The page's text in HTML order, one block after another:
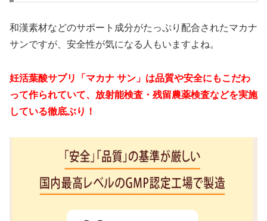
和漢素材などのサポート成分がたっぷり配合されたマカナ
サンですが、安全性が気になる人もいますよね。
妊活葉酸サプリ「マカナ サン」 は品質や安全にもこだわ
って作られていて、放射能検査・残留農薬検査などを実施
している徹底ぶり！